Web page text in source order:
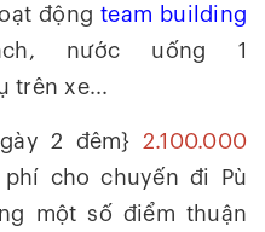
độngteam building
nước uống 1
trên xe...
2 đêm} 2.100.000
cho chuyến đi Pù
một số điểm thuận